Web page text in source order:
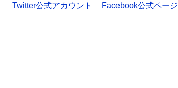
Twitter公式アカウント
Facebook公式ページ